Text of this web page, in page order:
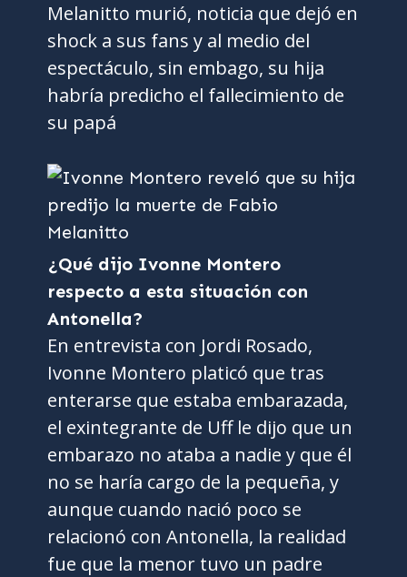
Melanitto murió, noticia que dejó en
shock a sus fans y al medio del
espectáculo, sin embago, su hija
habría predicho el fallecimiento de
su papá
¿Qué dijo Ivonne Montero
respecto a esta situación con
Antonella?
En entrevista con Jordi Rosado,
Ivonne Montero platicó que tras
enterarse que estaba embarazada,
el exintegrante de Uff le dijo que un
embarazo no ataba a nadie y que él
no se haría cargo de la pequeña, y
aunque cuando nació poco se
relacionó con Antonella, la realidad
fue que la menor tuvo un padre